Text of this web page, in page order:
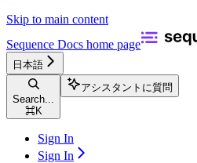
Skip to main content
Sequence Docs home page
日本語
Search...
⌘K
アシスタントに質問
Sign In
Sign In